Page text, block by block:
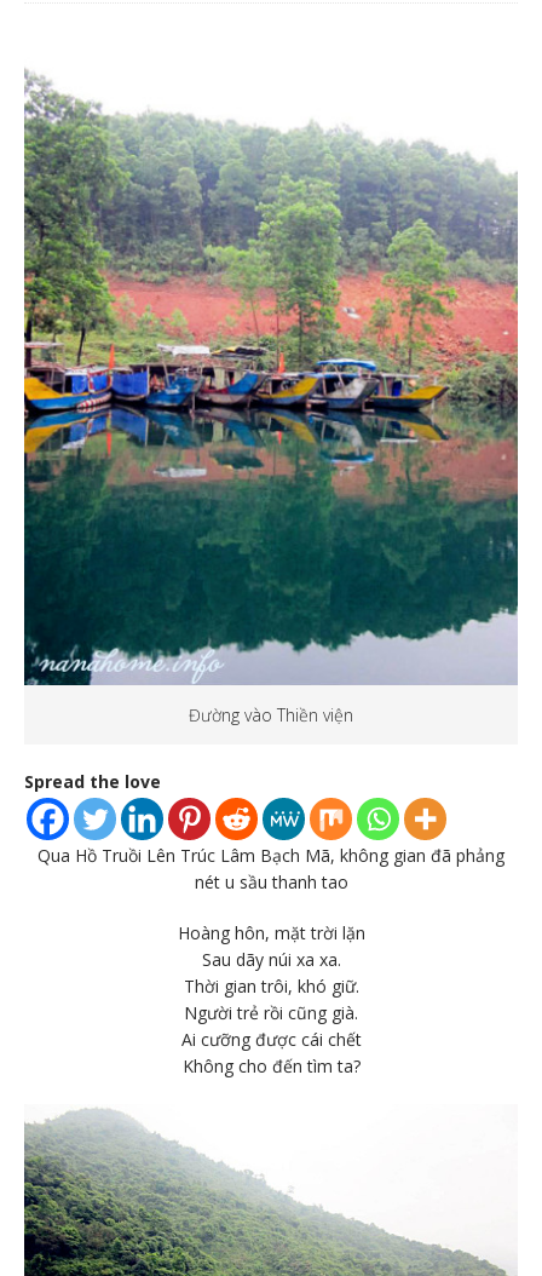
Đường vào Thiền viện
Spread the love
Qua Hồ Truồi Lên Trúc Lâm Bạch Mã, không gian đã phảng
nét u sầu thanh tao
Hoàng hôn, mặt trời lặn
Sau dãy núi xa xa.
Thời gian trôi, khó giữ.
Người trẻ rồi cũng già.
Ai cưỡng được cái chết
Không cho đến tìm ta?